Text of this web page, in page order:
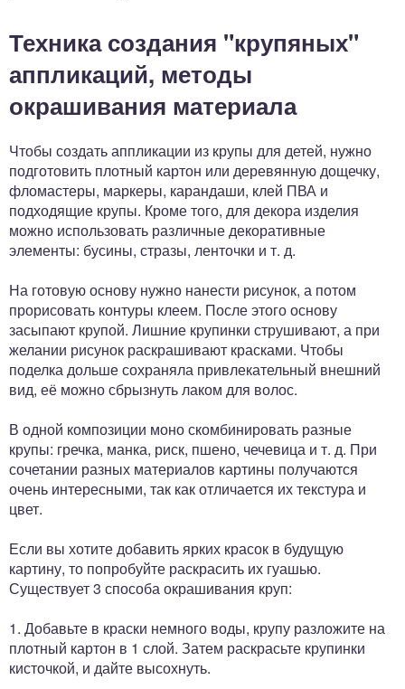
Техника создания "крупяных"
аппликаций, методы
окрашивания материала
Чтобы создать аппликации из крупы для детей, нужно
подготовить плотный картон или деревянную дощечку,
фломастеры, маркеры, карандаши, клей ПВА и
подходящие крупы. Кроме того, для декора изделия
можно использовать различные декоративные
элементы: бусины, стразы, ленточки и т. д.
На готовую основу нужно нанести рисунок, а потом
прорисовать контуры клеем. После этого основу
засыпают крупой. Лишние крупинки струшивают, а при
желании рисунок раскрашивают красками. Чтобы
поделка дольше сохраняла привлекательный внешний
вид, её можно сбрызнуть лаком для волос.
В одной композиции моно скомбинировать разные
крупы: гречка, манка, риск, пшено, чечевица и т. д. При
сочетании разных материалов картины получаются
очень интересными, так как отличается их текстура и
цвет.
Если вы хотите добавить ярких красок в будущую
картину, то попробуйте раскрасить их гуашью.
Существует 3 способа окрашивания круп:
1. Добавьте в краски немного воды, крупу разложите на
плотный картон в 1 слой. Затем раскрасьте крупинки
кисточкой, и дайте высохнуть.